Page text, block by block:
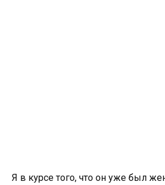
Я в курсе того, что он уже был